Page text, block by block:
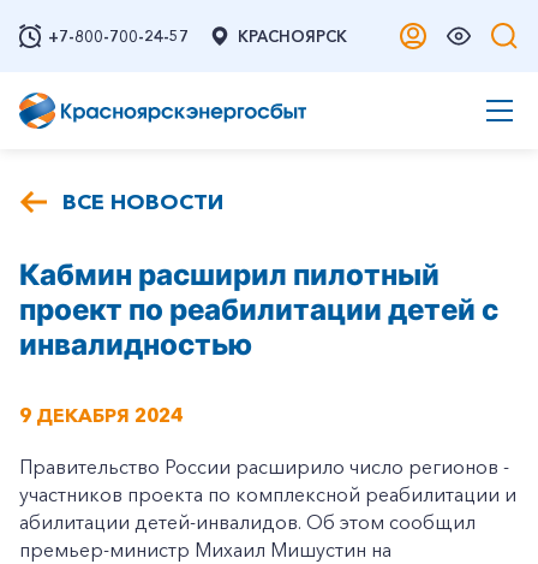
+7-800-700-24-57 КРАСНОЯРСК
ВСЕ НОВОСТИ
Кабмин расширил пилотный
проект по реабилитации детей с
инвалидностью
9 ДЕКАБРЯ 2024
Правительство России расширило число регионов -
участников проекта по комплексной реабилитации и
абилитации детей-инвалидов. Об этом сообщил
премьер-министр Михаил Мишустин на